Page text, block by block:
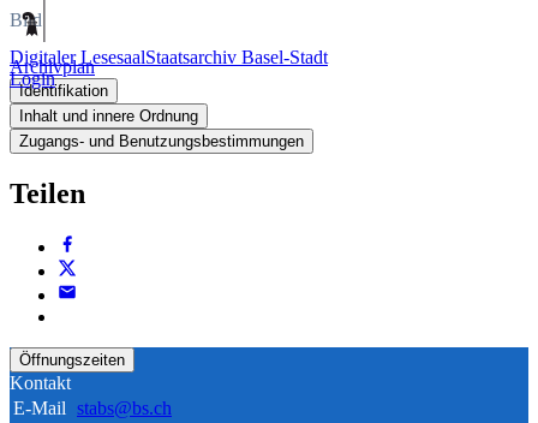
Digitaler LesesaalStaatsarchiv Basel-Stadt
Login
Bild
Archivplan
Identifikation
Inhalt und innere Ordnung
Zugangs- und Benutzungsbestimmungen
Teilen
Öffnungszeiten
Kontakt
E-Mail stabs@bs.ch